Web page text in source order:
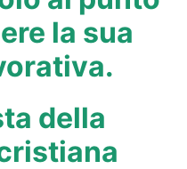
la sua
della